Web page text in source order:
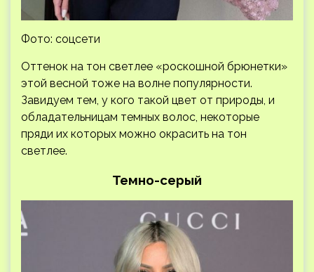
Фото: соцсети
Оттенок на тон светлее «роскошной брюнетки»
этой весной тоже на волне популярности.
Завидуем тем, у кого такой цвет от природы, и
обладательницам темных волос, некоторые
пряди их которых можно окрасить на тон
светлее.
Темно-серый